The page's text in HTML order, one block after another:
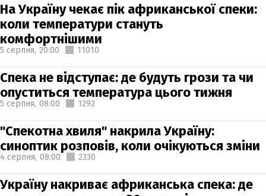
На Україну чекає пік африканської спеки:
коли температури стануть
комфортнішими
5 серпня, 20:00 11010
Спека не відступає: де будуть грози та чи
опуститься температура цього тижня
5 серпня, 08:00 1292
"Спекотна хвиля" накрила Україну:
синоптик розповів, коли очікуються зміни
4 серпня, 08:00 2330
Україну накриває африканська спека: де